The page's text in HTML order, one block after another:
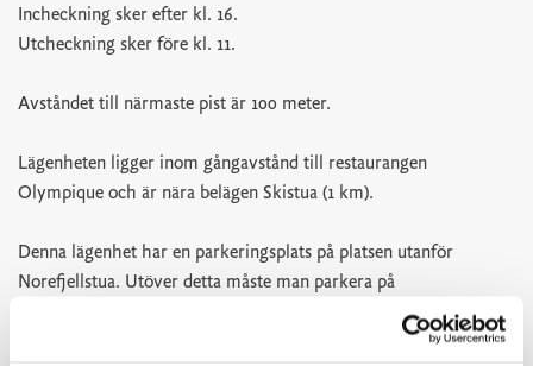
Incheckning sker efter kl. 16.
Utcheckning sker före kl. 11.
Avståndet till närmaste pist är 100 meter.
Lägenheten ligger inom gångavstånd till restaurangen
Olympique och är nära belägen Skistua (1 km).
Denna lägenhet har en parkeringsplats på platsen utanför
Norefjellstua. Utöver detta måste man parkera på